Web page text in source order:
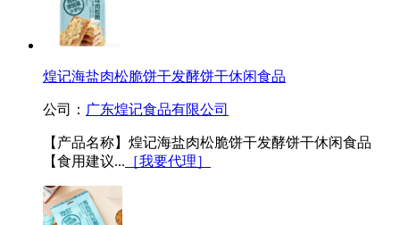
煌记海盐肉松脆饼干发酵饼干休闲食品
公司： 广东煌记食品有限公司
【产品名称】煌记海盐肉松脆饼干发酵饼干休闲食品
【食用建议... ［我要代理］